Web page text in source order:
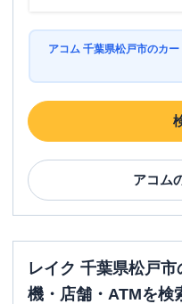
アコム 千葉県松戸市のカ
アコム
レイク 千葉県松戸
機・店舗・ATMを検